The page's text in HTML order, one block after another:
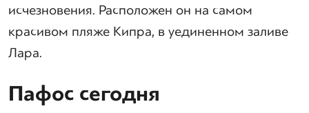
исчезновения. Расположен он на самом
красивом пляже Кипра, в уединенном заливе
Лара.
Пафос сегодня